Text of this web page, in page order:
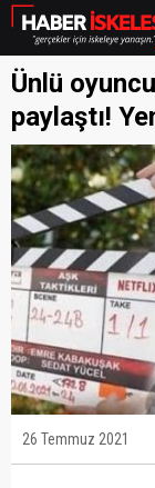
Ünlü
paylaştı!
26 Temmuz 2021